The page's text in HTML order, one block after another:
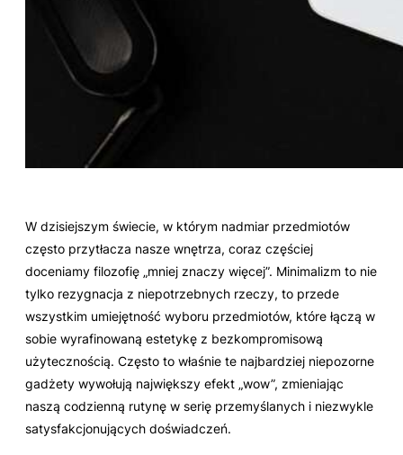
W dzisiejszym świecie, w którym nadmiar przedmiotów
często przytłacza nasze wnętrza, coraz częściej
doceniamy filozofię „mniej znaczy więcej”. Minimalizm to nie
tylko rezygnacja z niepotrzebnych rzeczy, to przede
wszystkim umiejętność wyboru przedmiotów, które łączą w
sobie wyrafinowaną estetykę z bezkompromisową
użytecznością. Często to właśnie te najbardziej niepozorne
gadżety wywołują największy efekt „wow”, zmieniając
naszą codzienną rutynę w serię przemyślanych i niezwykle
satysfakcjonujących doświadczeń.